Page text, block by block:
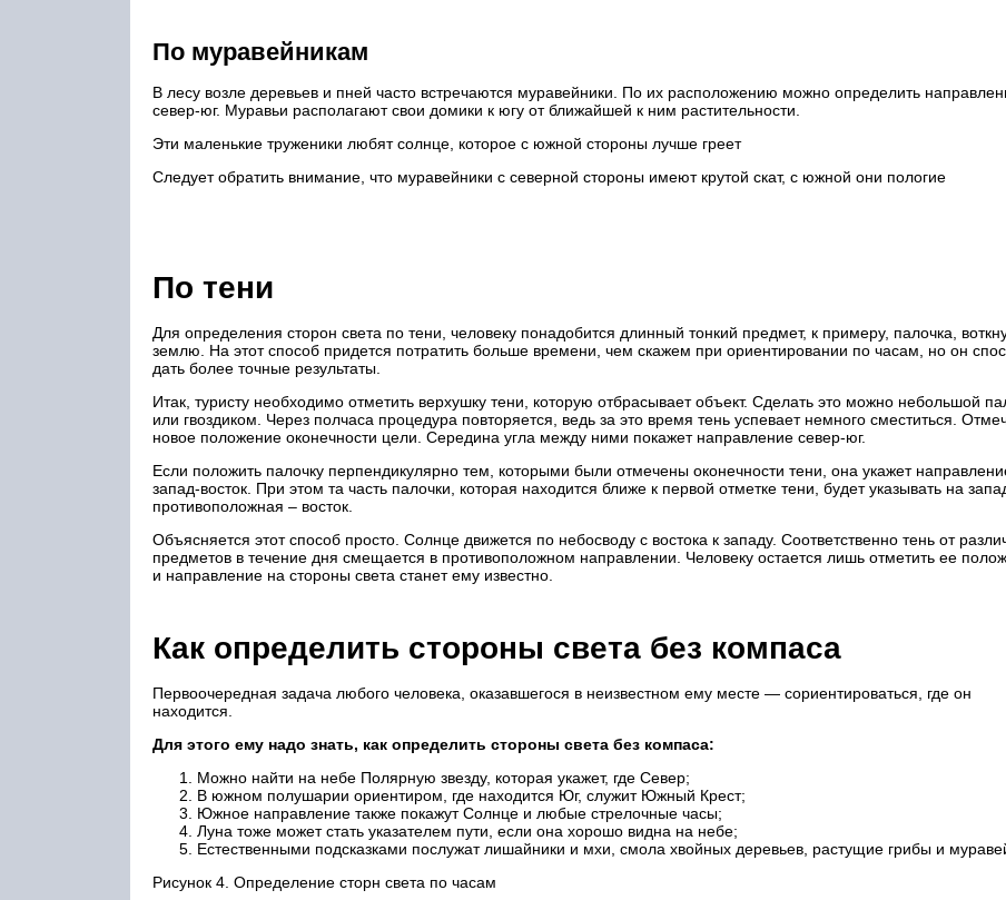
По муравейникам
В лесу возле деревьев и пней часто встречаются муравейники. По их расположению можно определить
север-юг. Муравьи располагают свои домики к югу от ближайшей к ним растительности.
Эти маленькие труженики любят солнце, которое с южной стороны лучше греет
Следует обратить внимание, что муравейники с северной стороны имеют крутой скат, с южной они пологие
По тени
Для определения сторон света по тени, человеку понадобится длинный тонкий предмет, к примеру, палочка,
землю. На этот способ придется потратить больше времени, чем скажем при ориентировании по часам, но он
дать более точные результаты.
Итак, туристу необходимо отметить верхушку тени, которую отбрасывает объект. Сделать это можно небольшой
или гвоздиком. Через полчаса процедура повторяется, ведь за это время тень успевает немного сместиться.
новое положение оконечности цели. Середина угла между ними покажет направление север-юг.
Если положить палочку перпендикулярно тем, которыми были отмечены оконечности тени, она укажет
запад-восток. При этом та часть палочки, которая находится ближе к первой отметке тени, будет указывать на
противоположная – восток.
Объясняется этот способ просто. Солнце движется по небосводу с востока к западу. Соответственно тень от
предметов в течение дня смещается в противоположном направлении. Человеку остается лишь отметить ее
и направление на стороны света станет ему известно.
Как определить стороны света без компаса
Первоочередная задача любого человека, оказавшегося в неизвестном ему месте — сориентироваться, где он
находится.
Для этого ему надо знать, как определить стороны света без компаса:
Можно найти на небе Полярную звезду, которая укажет, где Север;
В южном полушарии ориентиром, где находится Юг, служит Южный Крест;
Южное направление также покажут Солнце и любые стрелочные часы;
Луна тоже может стать указателем пути, если она хорошо видна на небе;
Естественными подсказками послужат лишайники и мхи, смола хвойных деревьев, растущие грибы и
Рисунок 4. Определение сторн света по часам